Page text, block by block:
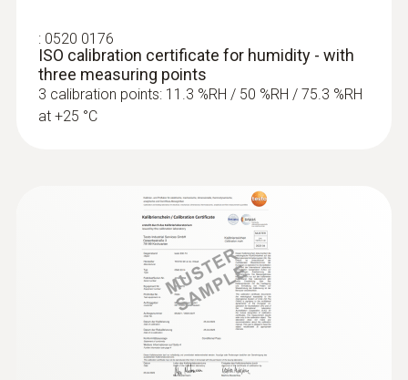
: 0520 0176
ISO calibration certificate for humidity - with
three measuring points
3 calibration points: 11.3 %RH / 50 %RH / 75.3 %RH
at +25 °C